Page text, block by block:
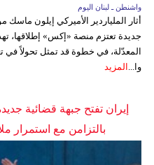
واشنطن ـ لبنان اليوم
أثار الملياردير الأميركي إيلون
جديدة تعتزم منصة «إكس» إطلاقها،
المعدّلة، في خطوة قد تمثل تحولاً في
وا... المزيد
إيران تفتح جبهة قضائية
بالتزامن مع استمرار